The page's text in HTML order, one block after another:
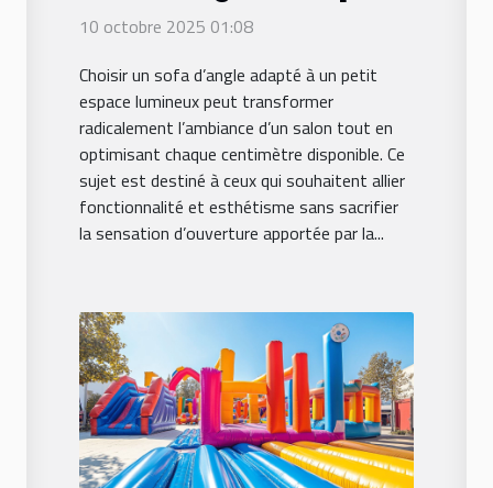
petits espaces
10 octobre 2025 01:08
Choisir un sofa d’angle adapté à un petit
espace lumineux peut transformer
radicalement l’ambiance d’un salon tout en
optimisant chaque centimètre disponible. Ce
sujet est destiné à ceux qui souhaitent allier
fonctionnalité et esthétisme sans sacrifier
la sensation d’ouverture apportée par la...